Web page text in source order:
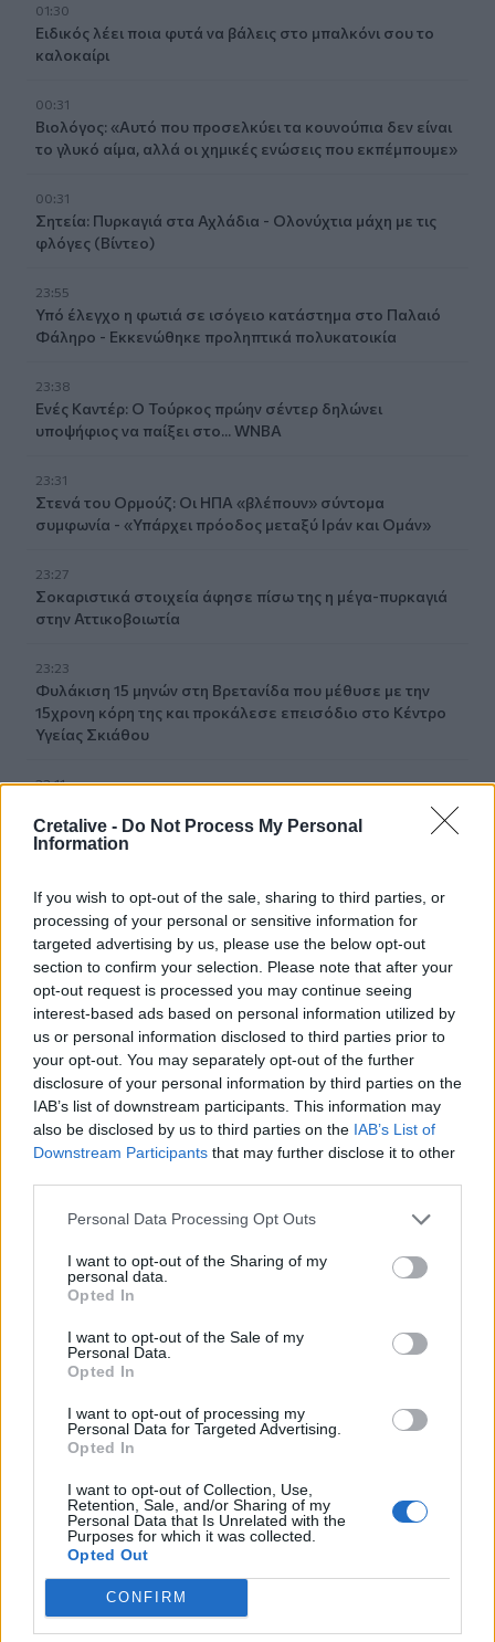
Cretalive - Do Not Process My Personal
Information
If you wish to opt-out of the sale, sharing to third parties, or
processing of your personal or sensitive information for
targeted advertising by us, please use the below opt-out
section to confirm your selection. Please note that after your
opt-out request is processed you may continue seeing
interest-based ads based on personal information utilized by
us or personal information disclosed to third parties prior to
your opt-out. You may separately opt-out of the further
disclosure of your personal information by third parties on the
IAB’s list of downstream participants. This information may
also be disclosed by us to third parties on the IAB’s List of
Downstream Participants that may further disclose it to other
Personal Data Processing Opt Outs
I want to opt-out of the Sharing of my
personal data.
Opted In
I want to opt-out of the Sale of my
Personal Data.
Opted In
I want to opt-out of processing my
Personal Data for Targeted Advertising.
Opted In
I want to opt-out of Collection, Use,
Retention, Sale, and/or Sharing of my
Personal Data that Is Unrelated with the
Purposes for which it was collected.
Opted Out
CONFIRM
01:30
Ειδικός λέει ποια φυτά να βάλεις στο μπαλκόνι σου το
καλοκαίρι
00:31
Βιολόγος: «Αυτό που προσελκύει τα κουνούπια δεν είναι
το γλυκό αίμα, αλλά οι χημικές ενώσεις που εκπέμπουμε»
00:31
Σητεία: Πυρκαγιά στα Αχλάδια - Ολονύχτια μάχη με τις
φλόγες (Βίντεο)
23:55
Υπό έλεγχο η φωτιά σε ισόγειο κατάστημα στο Παλαιό
Φάληρο - Εκκενώθηκε προληπτικά πολυκατοικία
23:38
Ενές Καντέρ: Ο Τούρκος πρώην σέντερ δηλώνει
υποψήφιος να παίξει στο... WNBA
23:31
Στενά του Ορμούζ: Οι ΗΠΑ «βλέπουν» σύντομα
συμφωνία - «Υπάρχει πρόοδος μεταξύ Ιράν και Ομάν»
23:27
Σοκαριστικά στοιχεία άφησε πίσω της η μέγα-πυρκαγιά
στην Αττικοβοιωτία
23:23
Φυλάκιση 15 μηνών στη Βρετανίδα που μέθυσε με την
15χρονη κόρη της και προκάλεσε επεισόδιο στο Κέντρο
Υγείας Σκιάθου
23:11
συνοριακούς ελέγχους για όσους ταξιδεύουν από την
Ιταλία
23:02
Συναγερμός σε μοναστήρι στην Κύπρο: Μοναχός
επιτέθηκε με μαχαίρι και τραυμάτισε δύο άτομα
22:47
Σητεία: Φωτιά στα Αχλάδια, δύσκολη μάχη με τις φλόγες
- Βίντεο
22:39
Βρετανία: Κατά συρροή δολοφόνος καταδικάστηκε για
δύο δολοφονίες γυναικών - Η συγγνώμη από την
αστυνομία
Πανεπιστήμιο Κρήτης: 3,35 εκατ. ευρώ από το Υπουργείο
22:22
πουθενά κι ένα αμάξι παρατημένο στο πάρκο”
Καιρός: “Πορτοκαλί” συναγερμός στην Κρήτη - Ζέστη και
πολύ υψηλός κίνδυνος πυρκαγιάς!
22:02
Σφοδρή επίθεση κατά Καρυστιανού-Γρατσία από πρώην
στελέχη: «Συνεχής εσωστρέφεια και τραγικά
επικοινωνιακά λάθη»
Ηράκλειο: "Σε άθλια κατάσταση το μνημείο πεσόντων